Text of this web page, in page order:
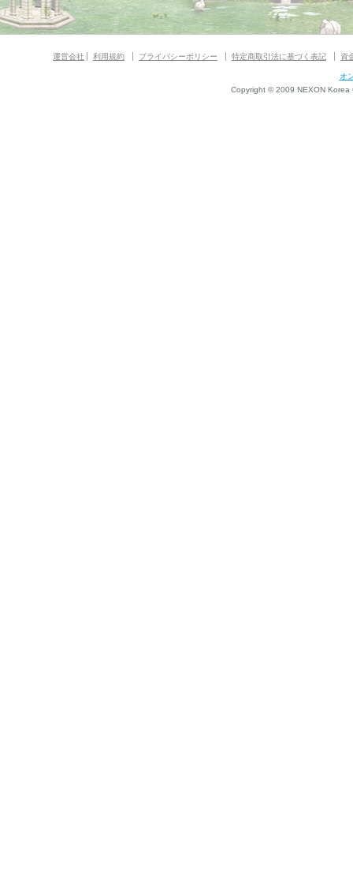
運営会社 利用規約 プライバシーポリシー 特定商取引法に基づく表記 資
オ
Copyright © 2009 NEXON Korea